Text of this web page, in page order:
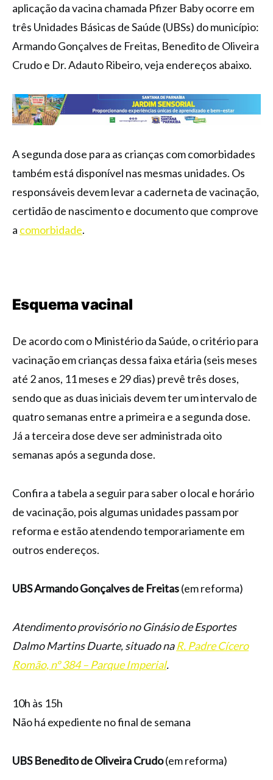
aplicação da vacina chamada Pfizer Baby ocorre em
três Unidades Básicas de Saúde (UBSs) do município:
Armando Gonçalves de Freitas, Benedito de Oliveira
Crudo e Dr. Adauto Ribeiro, veja endereços abaixo.
A segunda dose para as crianças com comorbidades
também está disponível nas mesmas unidades. Os
responsáveis devem levar a caderneta de vacinação,
certidão de nascimento e documento que comprove
a comorbidade.
Esquema vacinal
De acordo com o Ministério da Saúde, o critério para
vacinação em crianças dessa faixa etária (seis meses
até 2 anos, 11 meses e 29 dias) prevê três doses,
sendo que as duas iniciais devem ter um intervalo de
quatro semanas entre a primeira e a segunda dose.
Já a terceira dose deve ser administrada oito
semanas após a segunda dose.
Confira a tabela a seguir para saber o local e horário
de vacinação, pois algumas unidades passam por
reforma e estão atendendo temporariamente em
outros endereços.
UBS Armando Gonçalves de Freitas(em reforma)
Atendimento provisório no Ginásio de Esportes
Dalmo Martins Duarte, situado naR. Padre Cícero
Romão, nº 384 – Parque Imperial.
10h às 15h
Não há expediente no final de semana
UBS Benedito de Oliveira Crudo(em reforma)